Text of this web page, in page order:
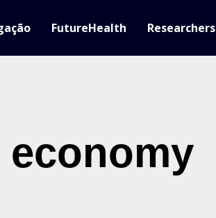
FutureHealth Researchers